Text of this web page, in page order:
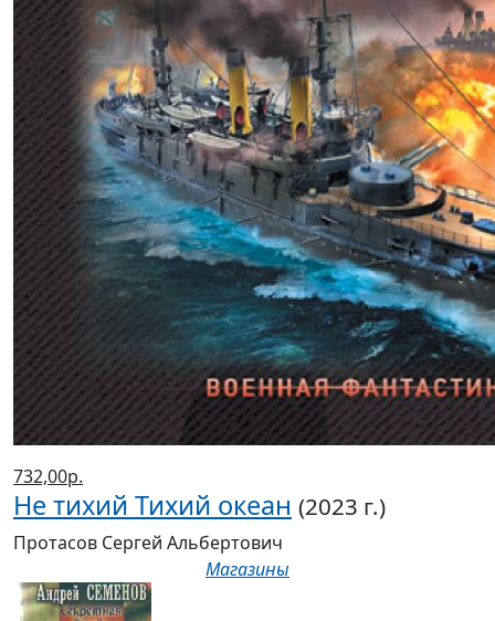
732,00р.
Не тихий Тихий океан (2023 г.)
Протасов Сергей Альбертович
Магазины